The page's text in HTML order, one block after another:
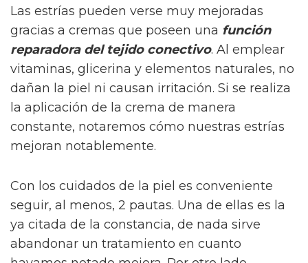
Las estrías pueden verse muy mejoradas
gracias a cremas que poseen una función
reparadora del tejido conectivo. Al emplear
vitaminas, glicerina y elementos naturales, no
dañan la piel ni causan irritación. Si se realiza
la aplicación de la crema de manera
constante, notaremos cómo nuestras estrías
mejoran notablemente.
Con los cuidados de la piel es conveniente
seguir, al menos, 2 pautas. Una de ellas es la
ya citada de la constancia, de nada sirve
abandonar un tratamiento en cuanto